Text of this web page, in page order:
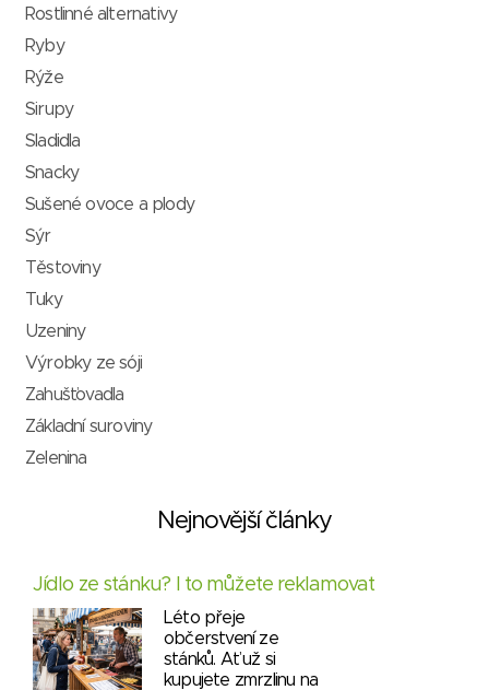
Rostlinné alternativy
Ryby
Rýže
Sirupy
Sladidla
Snacky
Sušené ovoce a plody
Sýr
Těstoviny
Tuky
Uzeniny
Výrobky ze sóji
Zahušťovadla
Základní suroviny
Zelenina
Nejnovější články
Jídlo ze stánku? I to můžete reklamovat
Léto přeje
občerstvení ze
stánků. Ať už si
kupujete zmrzlinu na